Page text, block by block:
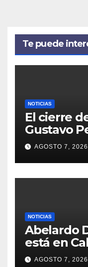
Te puede
NOTICIAS
El cierre
Gustavo
marcado
desafíos
AGOSTO 7, 2026
NOTICIAS
Abelardo
está en
AGOSTO 7, 2026